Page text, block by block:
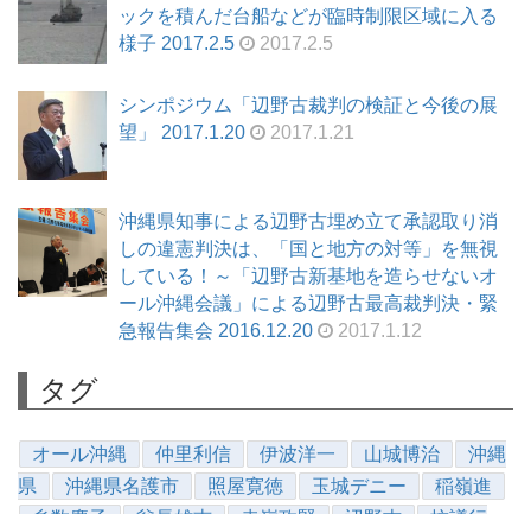
ックを積んだ台船などが臨時制限区域に入る
様子 2017.2.5
2017.2.5
シンポジウム「辺野古裁判の検証と今後の展
望」 2017.1.20
2017.1.21
沖縄県知事による辺野古埋め立て承認取り消
しの違憲判決は、「国と地方の対等」を無視
している！～「辺野古新基地を造らせないオ
ール沖縄会議」による辺野古最高裁判決・緊
急報告集会 2016.12.20
2017.1.12
タグ
オール沖縄 仲里利信 伊波洋一 山城博治
沖縄
県
沖縄県名護市 照屋寛徳 玉城デニー
稲嶺進